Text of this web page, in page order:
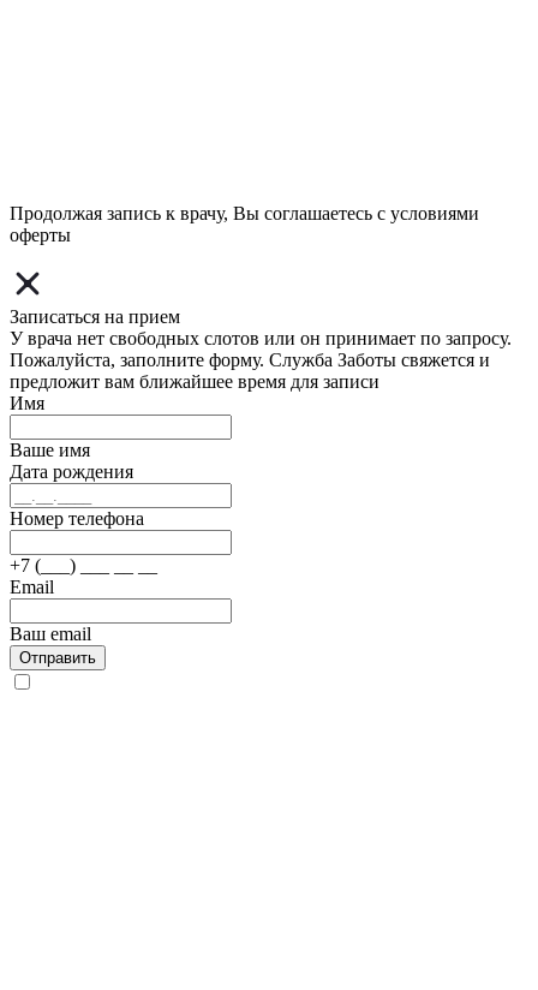
Продолжая запись к врачу, Вы соглашаетесь с условиями
оферты
Записаться на прием
У врача нет свободных слотов или он принимает по запросу.
Пожалуйста, заполните форму. Служба Заботы свяжется и
предложит вам ближайшее время для записи
Имя
Ваше имя
Дата рождения
Номер телефона
+7 (___) ___ __ __
Email
Ваш email
Отправить